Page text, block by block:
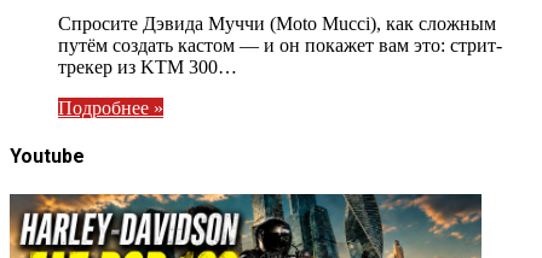
Спросите Дэвида Муччи (Moto Mucci), как сложным
путём создать кастом — и он покажет вам это: стрит-
трекер из KTM 300…
Подробнее »
Youtube